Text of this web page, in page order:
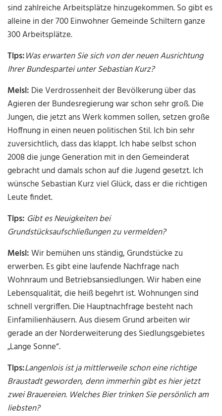
sind zahlreiche Arbeitsplätze hinzugekommen. So gibt es
alleine in der 700 Einwohner Gemeinde Schiltern ganze
300 Arbeitsplätze.
Tips:Was erwarten Sie sich von der neuen Ausrichtung
Ihrer Bundespartei unter Sebastian Kurz?
Meisl: Die Verdrossenheit der Bevölkerung über das
Agieren der Bundesregierung war schon sehr groß. Die
Jungen, die jetzt ans Werk kommen sollen, setzen große
Hoffnung in einen neuen politischen Stil. Ich bin sehr
zuversichtlich, dass das klappt. Ich habe selbst schon
2008 die junge Generation mit in den Gemeinderat
gebracht und damals schon auf die Jugend gesetzt. Ich
wünsche Sebastian Kurz viel Glück, dass er die richtigen
Leute findet.
Tips: Gibt es Neuigkeiten bei
Grundstücksaufschließungen zu vermelden?
Meisl:Wir bemühen uns ständig, Grundstücke zu
erwerben. Es gibt eine laufende Nachfrage nach
Wohnraum und Betriebsansiedlungen. Wir haben eine
Lebensqualität, die heiß begehrt ist. Wohnungen sind
schnell vergriffen. Die Hauptnachfrage besteht nach
Einfamilienhäusern. Aus diesem Grund arbeiten wir
gerade an der Norderweiterung des Siedlungsgebietes
„Lange Sonne“.
Tips:Langenlois ist ja mittlerweile schon eine richtige
Braustadt geworden, denn immerhin gibt es hier jetzt
zwei Brauereien. Welches Bier trinken Sie persönlich am
liebsten?